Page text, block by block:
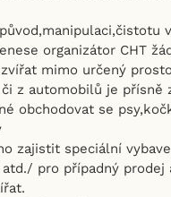
organizátor CHT
mimo určený
z automobilů je přísně
obchodovat se
zajistit speciální
pro případný prodej